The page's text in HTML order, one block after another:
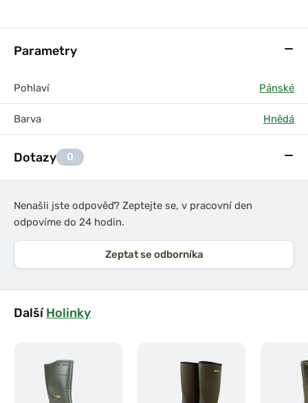
Parametry
Pohlaví Pánské
Barva Hnědá
Dotazy 0
Nenašli jste odpověď? Zeptejte se, v pracovní den
odpovíme do 24 hodin.
Zeptat se odborníka
DalšíHolinky